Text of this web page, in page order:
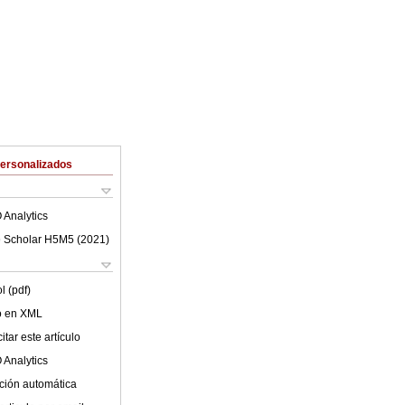
Analytics
Scholar H5M5 (2021 )
(pdf)
en XML
este artículo
Analytics
automática